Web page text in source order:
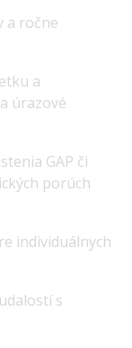
a ročne
a
úrazové
GAP či
porúch
individuálnych
s